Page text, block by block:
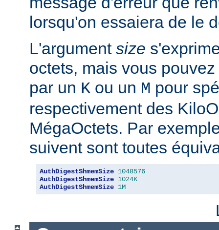
lorsqu'on essaiera de le
L'argument size
octets, mais vous
par un K ou un M pour
respectivement des
MégaOctets. Par
suivent sont toutes
AuthDigestShmemSize 1048576
AuthDigestShmemSize 1024K
AuthDigestShmemSize 1M